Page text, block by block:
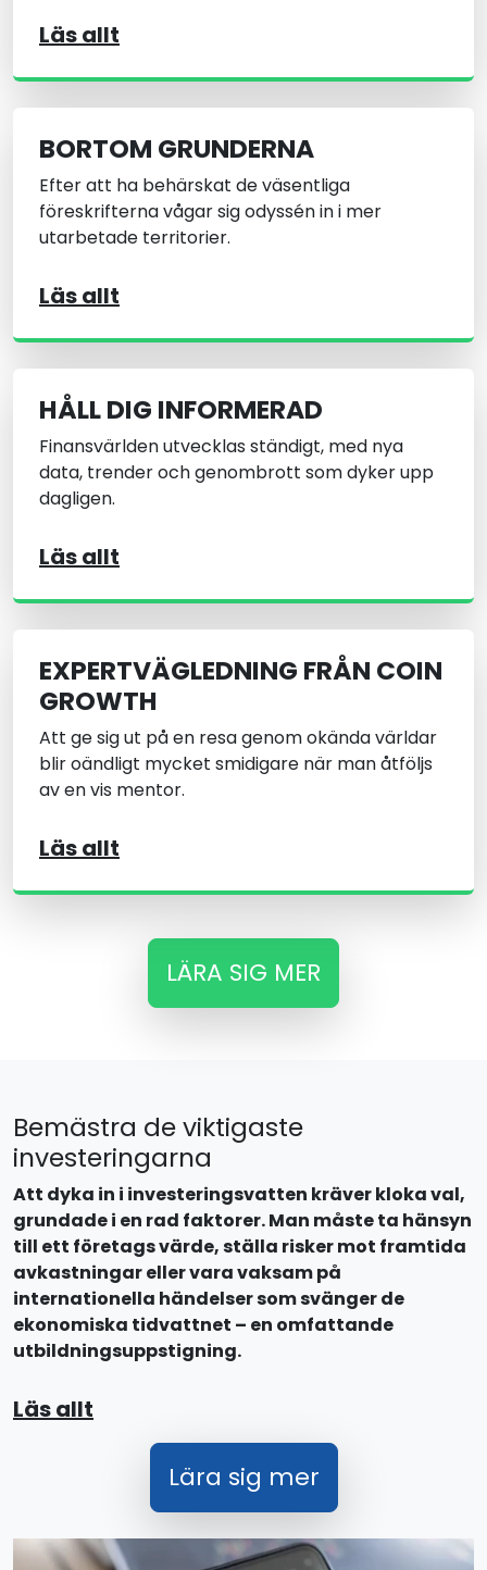
Läs allt
BORTOM GRUNDERNA
Efter att ha behärskat de väsentliga
föreskrifterna vågar sig odyssén in i mer
utarbetade territorier.
Läs allt
HÅLL DIG INFORMERAD
Finansvärlden utvecklas ständigt, med nya
data, trender och genombrott som dyker upp
dagligen.
Läs allt
EXPERTVÄGLEDNING FRÅN COIN
GROWTH
Att ge sig ut på en resa genom okända världar
blir oändligt mycket smidigare när man åtföljs
av en vis mentor.
Läs allt
LÄRA SIG MER
Bemästra de viktigaste
investeringarna
Att dyka in i investeringsvatten kräver kloka val,
grundade i en rad faktorer. Man måste ta hänsyn
till ett företags värde, ställa risker mot framtida
avkastningar eller vara vaksam på
internationella händelser som svänger de
ekonomiska tidvattnet – en omfattande
utbildningsuppstigning.
Läs allt
Lära sig mer